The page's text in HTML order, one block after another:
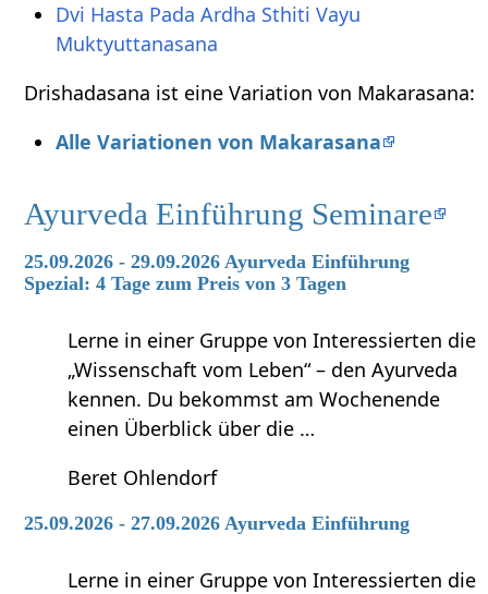
Dvi Hasta Pada Ardha Sthiti Vayu
Muktyuttanasana
Drishadasana ist eine Variation von Makarasana:
Alle Variationen von Makarasana
Ayurveda Einführung Seminare
25.09.2026 - 29.09.2026 Ayurveda Einführung
Spezial: 4 Tage zum Preis von 3 Tagen
Lerne in einer Gruppe von Interessierten die
„Wissenschaft vom Leben“ – den Ayurveda
kennen. Du bekommst am Wochenende
einen Überblick über die …
Beret Ohlendorf
25.09.2026 - 27.09.2026 Ayurveda Einführung
Lerne in einer Gruppe von Interessierten die